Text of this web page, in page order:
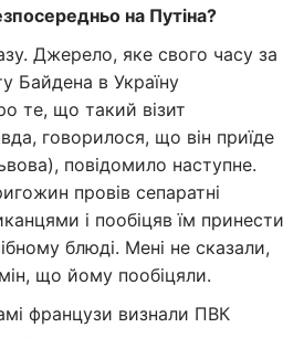
на Путіна?
Джерело, яке свого часу за
Байдена в Україну
те, що такий візит
говорилося, що він приїде
повідомило наступне.
провів сепаратні
і пообіцяв їм принести
блюді. Мені не сказали,
що йому пообіцяли.
французи визнали ПВК